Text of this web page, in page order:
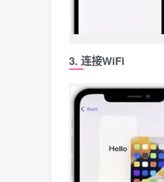
3. 连接WiFi